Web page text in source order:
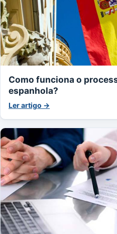
Como funciona o
espanhola?
Ler artigo →